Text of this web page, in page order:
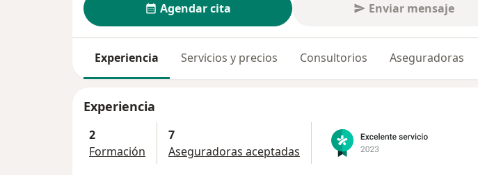
Agendar cita Enviar mensaje
Experiencia Servicios y precios Consultorios Aseguradoras
Experiencia
2
Formación
7
Aseguradoras aceptadas